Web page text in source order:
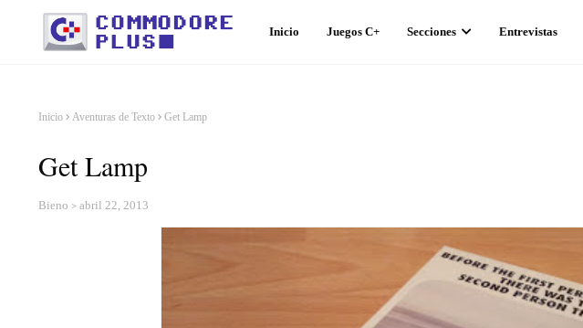
Inicio Juegos C+ Secciones Entrevistas
Inicio Aventuras de Texto Get Lamp
Get Lamp
Bieno abril 22, 2013